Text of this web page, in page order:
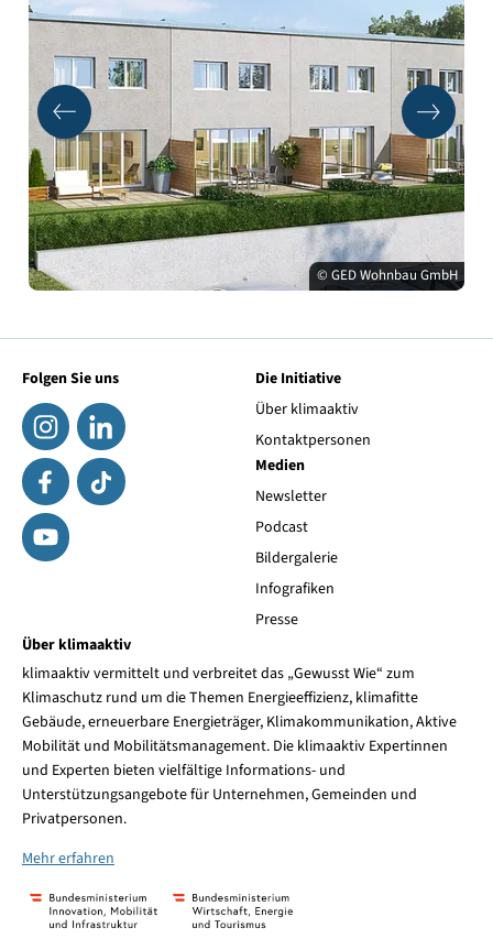
© GED Wohnbau GmbH
Folgen Sie uns
Die Initiative
Über klimaaktiv
Kontaktpersonen
Medien
Newsletter
Podcast
Bildergalerie
Infografiken
Presse
Über klimaaktiv
klimaaktiv vermittelt und verbreitet das „Gewusst Wie“ zum
Klimaschutz rund um die Themen Energieeffizienz, klimafitte
Gebäude, erneuerbare Energieträger, Klimakommunikation, Aktive
Mobilität und Mobilitätsmanagement. Die klimaaktiv Expertinnen
und Experten bieten vielfältige Informations- und
Unterstützungsangebote für Unternehmen, Gemeinden und
Privatpersonen.
Mehr erfahren